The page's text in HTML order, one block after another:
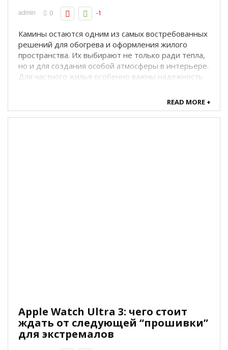
admin 0 -1
Камины остаются одним из самых востребованных
решений для обогрева и оформления жилого
пространства. Их выбирают не только ради тепла,
но и для создания особой атмосферы в интерьере.
Для частного жилья особенно важны надежность
соответствие площади помещения. Именно
поэтому к ...
READ MORE +
Apple Watch Ultra 3: чего стоит
ждать от следующей “прошивки”
для экстремалов